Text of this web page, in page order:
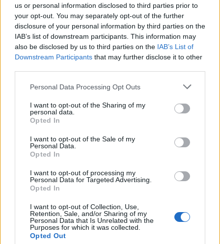
us or personal information disclosed to third parties prior to
your opt-out. You may separately opt-out of the further
disclosure of your personal information by third parties on the
IAB’s list of downstream participants. This information may
also be disclosed by us to third parties on the IAB’s List of
Downstream Participants that may further disclose it to other
Personal Data Processing Opt Outs
I want to opt-out of the Sharing of my
personal data.
Opted In
I want to opt-out of the Sale of my
Personal Data.
Opted In
I want to opt-out of processing my
Personal Data for Targeted Advertising.
Opted In
I want to opt-out of Collection, Use,
Retention, Sale, and/or Sharing of my
Personal Data that Is Unrelated with the
Purposes for which it was collected.
Opted Out
Partite Italia Estonia
Prossime partite Italia
25/09
Francia
Italia
Italia Francia
Belgio 15/11 Italia